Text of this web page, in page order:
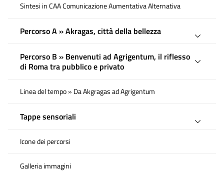
Sintesi in CAA Comunicazione Aumentativa Alternativa
Percorso A » Akragas, città della bellezza
Percorso B » Benvenuti ad Agrigentum, il riflesso
di Roma tra pubblico e privato
Linea del tempo » Da Akgragas ad Agrigentum
Tappe sensoriali
Icone dei percorsi
Galleria immagini